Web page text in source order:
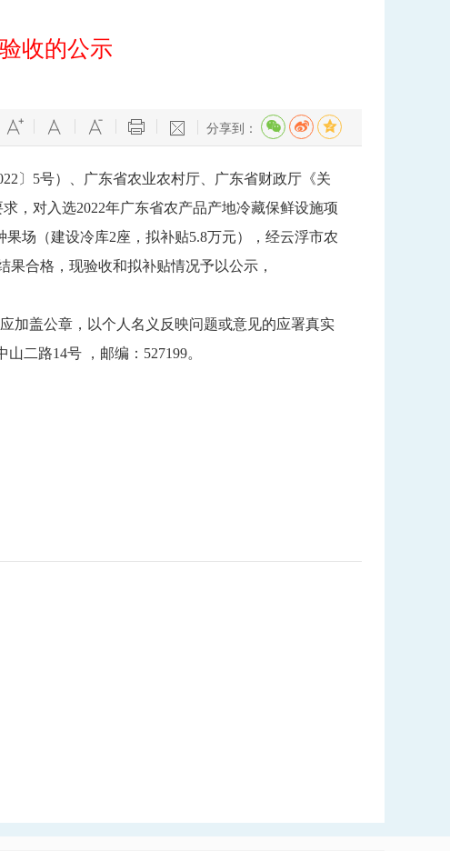
收的公示
分享到：
〕5号）、广东省农业农村厅、广东省财政厅《关
，对入选2022年广东省农产品产地冷藏保鲜设施项
场（建设冷库2座，拟补贴5.8万元），经云浮市农
合格，现验收和拟补贴情况予以公示，
盖公章，以个人名义反映问题或意见的应署真实
二路14号 ，邮编：527199。